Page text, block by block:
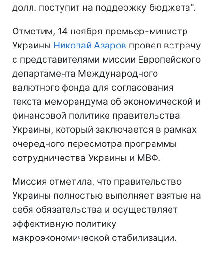
долл. поступит на поддержку бюджета".
Отметим, 14 ноября премьер-министр
Украины Николай Азаров провел встречу
с представителями миссии Европейского
департамента Международного
валютного фонда для согласования
текста меморандума об экономической и
финансовой политике правительства
Украины, который заключается в рамках
очередного пересмотра программы
сотрудничества Украины и МВФ.
Миссия отметила, что правительство
Украины полностью выполняет взятые на
себя обязательства и осуществляет
эффективную политику
макроэкономической стабилизации.